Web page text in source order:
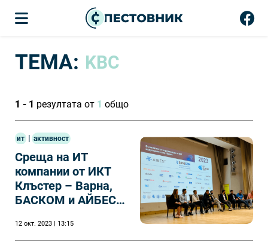
ТЕМА: KBC
1 - 1 резултата от 1 общо
ит | активност
Среща на ИТ
компании от ИКТ
Клъстер – Варна,
БАСКОМ и АЙБЕСТ
и преподаватели от
гр. Варна
12 окт. 2023 | 13:15